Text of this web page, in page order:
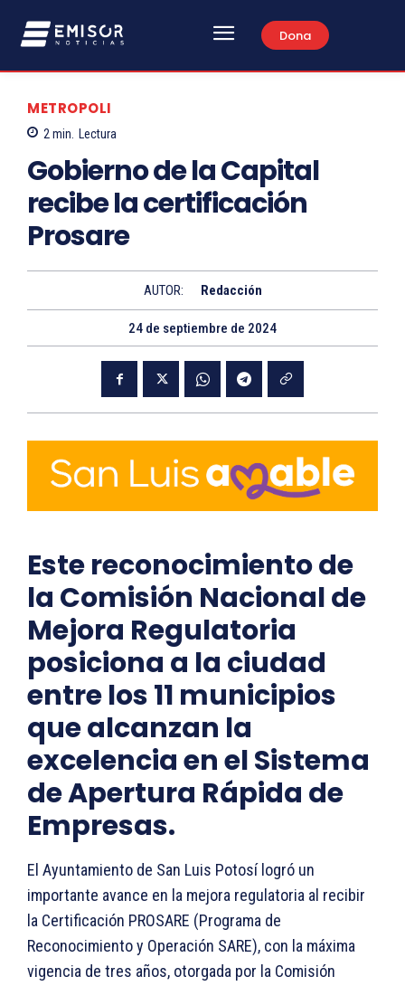
Dona
METROPOLI
2 min. Lectura
Gobierno de la Capital
recibe la certificación
Prosare
AUTOR: Redacción
24 de septiembre de 2024
Este reconocimiento de
la Comisión Nacional de
Mejora Regulatoria
posiciona a la ciudad
entre los 11 municipios
que alcanzan la
excelencia en el Sistema
de Apertura Rápida de
Empresas.
El Ayuntamiento de San Luis Potosí logró un
importante avance en la mejora regulatoria al recibir
la Certificación PROSARE (Programa de
Reconocimiento y Operación SARE), con la máxima
vigencia de tres años, otorgada por la Comisión